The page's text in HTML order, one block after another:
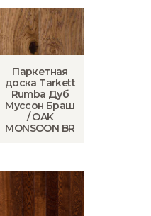
Паркетная
доска Tarkett
Rumba Дуб
Муссон Браш
/ OAK
MONSOON BR